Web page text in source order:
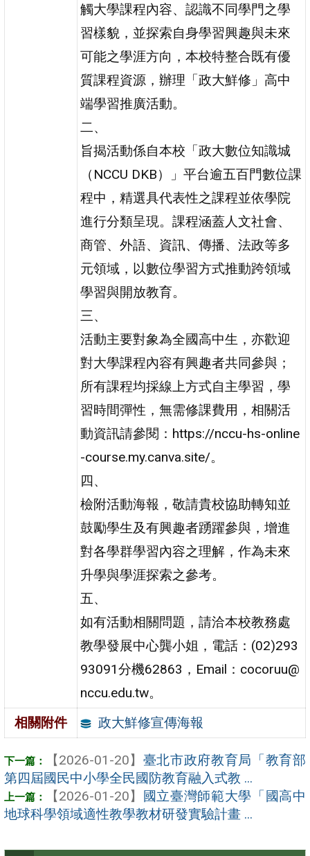
觸大學課程內容、認識不同學門之學
習樣貌，並探索自身學習興趣與未來
可能之學涯方向，本校特整合既有優
質課程資源，辦理「政大鮮修」高中
端學習推廣活動。
二、
旨揭活動係自本校「政大數位知識城
（NCCU DKB）」平台逾五百門數位課
程中，精選具代表性之課程並依學院
進行分類呈現。課程涵蓋人文社會、
商管、外語、資訊、傳播、法政等多
元領域，以數位學習方式推動跨領域
學習與開放教育。
三、
活動主要對象為全國高中生，亦歡迎
對大學課程內容有興趣者共同參與；
所有課程均採線上方式自主學習，學
習時間彈性，無需修課費用，相關活
動資訊請參閱：https://nccu-hs-online
-course.my.canva.site/。
四、
檢附活動海報，敬請貴校協助轉知並
鼓勵學生及有興趣者踴躍參與，增進
對各學群學習內容之理解，作為未來
升學與學涯探索之參考。
五、
如有活動相關問題，請洽本校教務處
教學發展中心龔小姐，電話：(02)293
93091分機62863，Email：cocoruu@
nccu.edu.tw。
相關附件
政大鮮修宣傳海報
【2026-01-20】 臺北市政府教育局「教育部
第四屆國民中小學全民國防教育融入式教 ...
【2026-01-20】 國立臺灣師範大學「國高中
地球科學領域適性教學教材研發實驗計畫 ...